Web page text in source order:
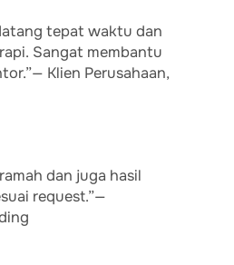
tepat waktu dan
Sangat membantu
Klien Perusahaan,
dan juga hasil
request.”—